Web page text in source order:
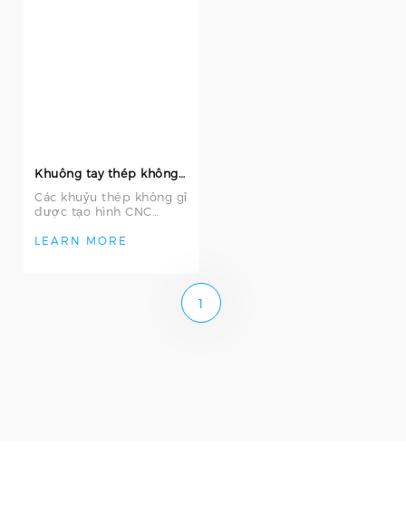
Các khuỷu thép không gỉ
được tạo hình CNC
chính xác và thành bên
LEARN MORE
1